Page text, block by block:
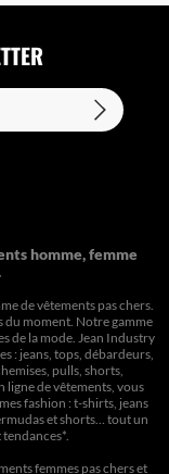
homme, femme
de vêtements pas chers.
du moment. Notre gamme
de la mode. Jean Industry
: jeans, tops, débardeurs,
pulls, shorts,
ligne de vêtements, vous
fashion : t-shirts, jeans
et shorts… tout un
tendances*.
femmes pas cherset